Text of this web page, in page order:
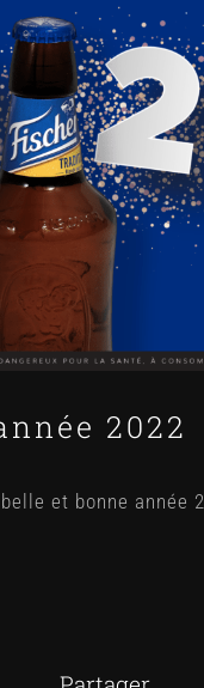
2022
et bonne année